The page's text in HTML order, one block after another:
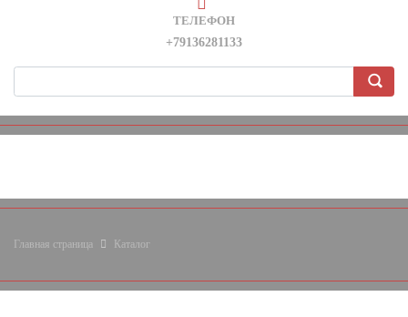
ТЕЛЕФОН
+79136281133
Главная страница Каталог